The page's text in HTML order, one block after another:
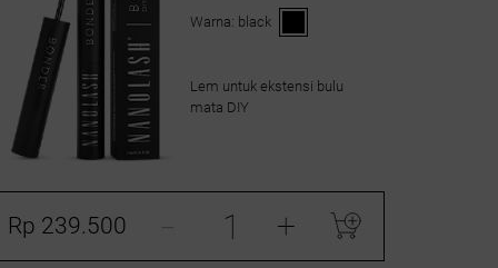
Warna: black
Lem untuk ekstensi bulu
mata DIY
Rp 239.500 +